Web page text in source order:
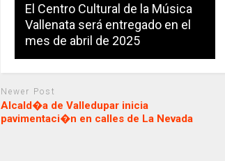
El Centro Cultural de la Música
Vallenata será entregado en el
mes de abril de 2025
Newer Post
Alcald�a de Valledupar inicia
pavimentaci�n en calles de La Nevada